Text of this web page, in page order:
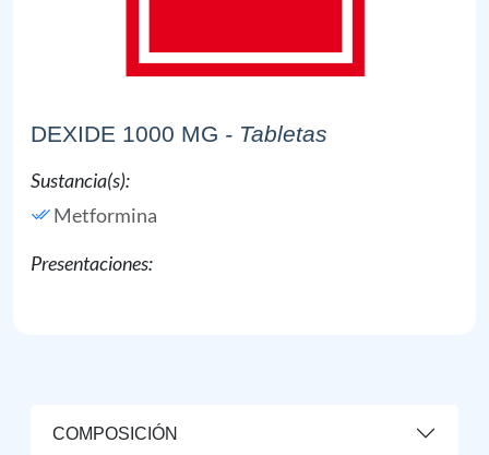
DEXIDE 1000 MG - Tabletas
Sustancia(s):
Metformina
Presentaciones:
COMPOSICIÓN